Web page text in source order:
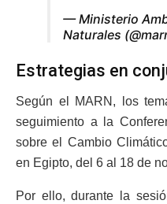
— Ministerio
Naturales
Estrategias en
Según el MARN, los
seguimiento a la
sobre el Cambio
en Egipto, del 6 al 18 de
Por ello, durante la